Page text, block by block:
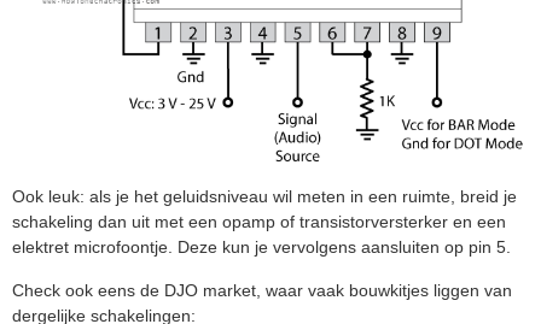
Ook leuk: als je het geluidsniveau wil meten in een ruimte, breid je
schakeling dan uit met een opamp of transistorversterker en een
elektret microfoontje. Deze kun je vervolgens aansluiten op pin 5.
Check ook eens de DJO market, waar vaak bouwkitjes liggen van
dergelijke schakelingen: